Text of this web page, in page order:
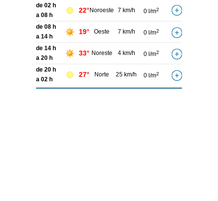
de 02 h
a 08 h
22° Noroeste 7 km/h 0 l/m2
de 08 h
a 14 h
19° Oeste 7 km/h 0 l/m2
de 14 h
a 20 h
33° Noreste 4 km/h 0 l/m2
de 20 h
a 02 h
27° Norte 25 km/h 0 l/m2